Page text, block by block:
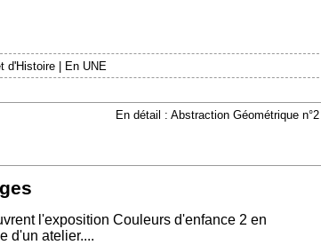
d'Histoire
En UNE
En détail : Abstraction Géométrique n°2
l'exposition Couleurs d'enfance 2 en
d'un atelier....